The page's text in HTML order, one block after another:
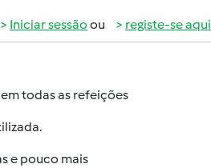
Iniciar sessão ou registe-se aqui
todas as refeições
e pouco mais